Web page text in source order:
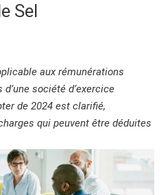
Sel
aux rémunérations
société d’exercice
de 2024 est clarifié,
qui peuvent être déduites